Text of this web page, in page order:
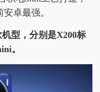
卓最强。
型，分别是X200标
。